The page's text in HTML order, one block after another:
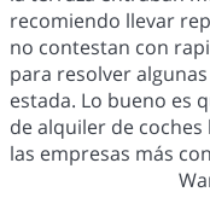
recomiendo llevar
no contestan con
para resolver
estada. Lo bueno es
de alquiler de
las empresas más